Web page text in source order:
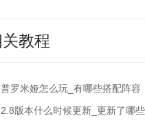
教程
罗米娅怎么玩_有哪些搭配阵容
版本什么时候更新_更新了哪些东西